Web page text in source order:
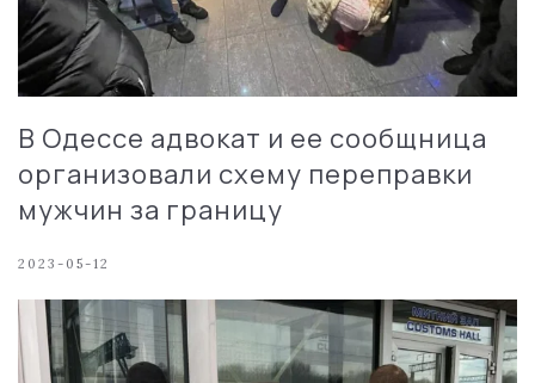
В Одессе адвокат и ее сообщница
организовали схему переправки
мужчин за границу
2023-05-12